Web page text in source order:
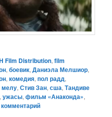
Film Distribution,film
,боевик,Даниэла Мелшиор,
,комедия,пол радд,
мелу,Стив Зан,сша,Тандиве
,ужасы,фильм «Анаконда»,